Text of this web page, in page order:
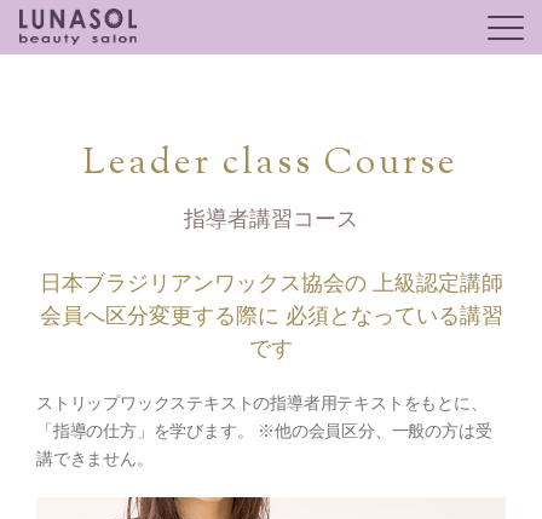
Leader class Course
指導者講習コース
日本ブラジリアンワックス協会の上級認定講師
会員へ区分変更する際に 必須となっている講習
です
ストリップワックステキストの指導者用テキストをもとに、
「指導の仕方」を学びます。
※他の会員区分、一般の方は受
講できません。